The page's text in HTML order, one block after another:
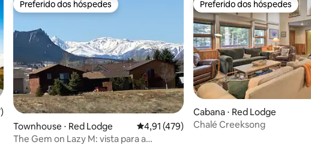
avaliação média de 5, 97 avaliações
Preferido dos hóspedes
Preferido dos hóspedes
Townhouse ⋅ Red Lodge 4,91 de uma avaliação média de 5, 479
4,91 (479)
The Gem on Lazy M: vista para a
Preferido dos hóspedes
Preferido dos hóspedes
Cabana ⋅ Red Lodge
Chalé Creeksong